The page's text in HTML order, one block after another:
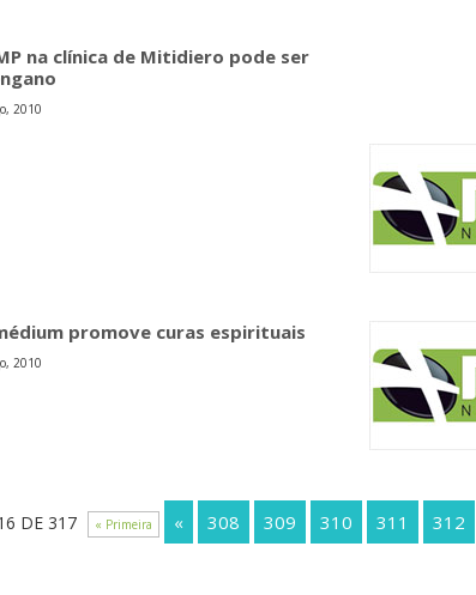
na clínica de Mitidiero pode ser
2010
promove curas espirituais
2010
DE 317 « Primeira « 308 309 310 311 312